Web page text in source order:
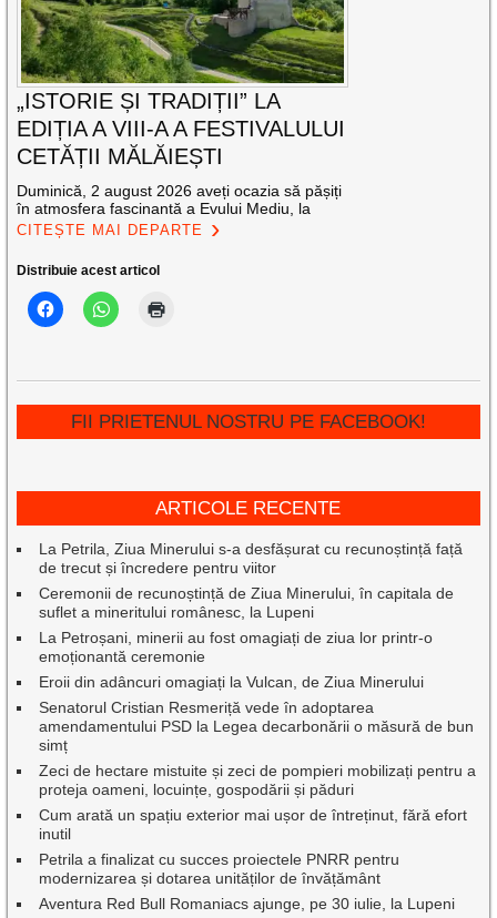
„ISTORIE ȘI TRADIȚII” LA
EDIȚIA A VIII-A A FESTIVALULUI
CETĂȚII MĂLĂIEȘTI
Duminică, 2 august 2026 aveți ocazia să pășiți
în atmosfera fascinantă a Evului Mediu, la
CITEȘTE MAI DEPARTE
Distribuie acest articol
FII PRIETENUL NOSTRU PE FACEBOOK!
ARTICOLE RECENTE
La Petrila, Ziua Minerului s-a desfășurat cu recunoștință față
de trecut și încredere pentru viitor
Ceremonii de recunoștință de Ziua Minerului, în capitala de
suflet a mineritului românesc, la Lupeni
La Petroșani, minerii au fost omagiați de ziua lor printr-o
emoționantă ceremonie
Eroii din adâncuri omagiați la Vulcan, de Ziua Minerului
Senatorul Cristian Resmeriță vede în adoptarea
amendamentului PSD la Legea decarbonării o măsură de bun
simț
Zeci de hectare mistuite și zeci de pompieri mobilizați pentru a
proteja oameni, locuințe, gospodării și păduri
Cum arată un spațiu exterior mai ușor de întreținut, fără efort
inutil
Petrila a finalizat cu succes proiectele PNRR pentru
modernizarea și dotarea unităților de învățământ
Aventura Red Bull Romaniacs ajunge, pe 30 iulie, la Lupeni